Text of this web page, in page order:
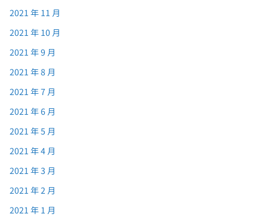
2021 年 11 月
2021 年 10 月
2021 年 9 月
2021 年 8 月
2021 年 7 月
2021 年 6 月
2021 年 5 月
2021 年 4 月
2021 年 3 月
2021 年 2 月
2021 年 1 月